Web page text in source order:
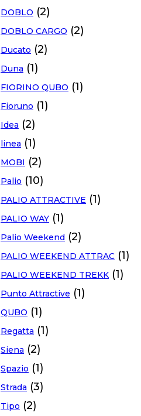
DOBLO (2)
DOBLO CARGO (2)
Ducato (2)
Duna (1)
FIORINO QUBO (1)
Fioruno (1)
Idea (2)
linea (1)
MOBI (2)
Palio (10)
PALIO ATTRACTIVE (1)
PALIO WAY (1)
Palio Weekend (2)
PALIO WEEKEND ATTRAC (1)
PALIO WEEKEND TREKK (1)
Punto Attractive (1)
QUBO (1)
Regatta (1)
Siena (2)
Spazio (1)
Strada (3)
Tipo (2)